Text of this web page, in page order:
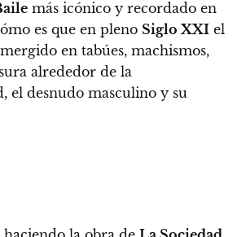
más icónico y recordado en
es que en pleno Siglo XXI el
en tabúes, machismos,
alrededor de la
el desnudo masculino y su